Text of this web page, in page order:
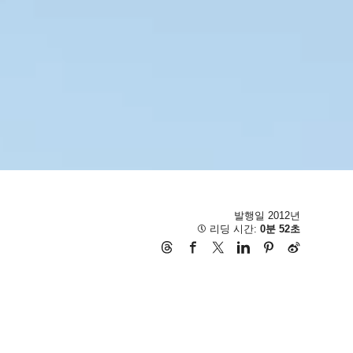
발행일 2012년
리딩 시간: 0분 52초